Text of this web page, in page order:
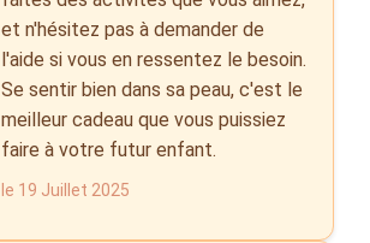
et n'hésitez pas à demander de
l'aide si vous en ressentez le besoin.
Se sentir bien dans sa peau, c'est le
meilleur cadeau que vous puissiez
faire à votre futur enfant.
le 19 Juillet 2025